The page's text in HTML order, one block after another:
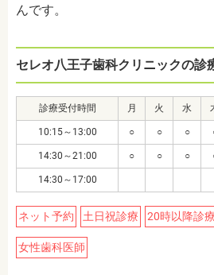
んです。
セレオ八王子歯科クリニックの診
診療受付時間 月 火 水
10:15～13:00 ○ ○ ○
14:30～21:00 ○ ○ ○
14:30～17:00
ネット予約 土日祝診療 20時以降診療
女性歯科医師